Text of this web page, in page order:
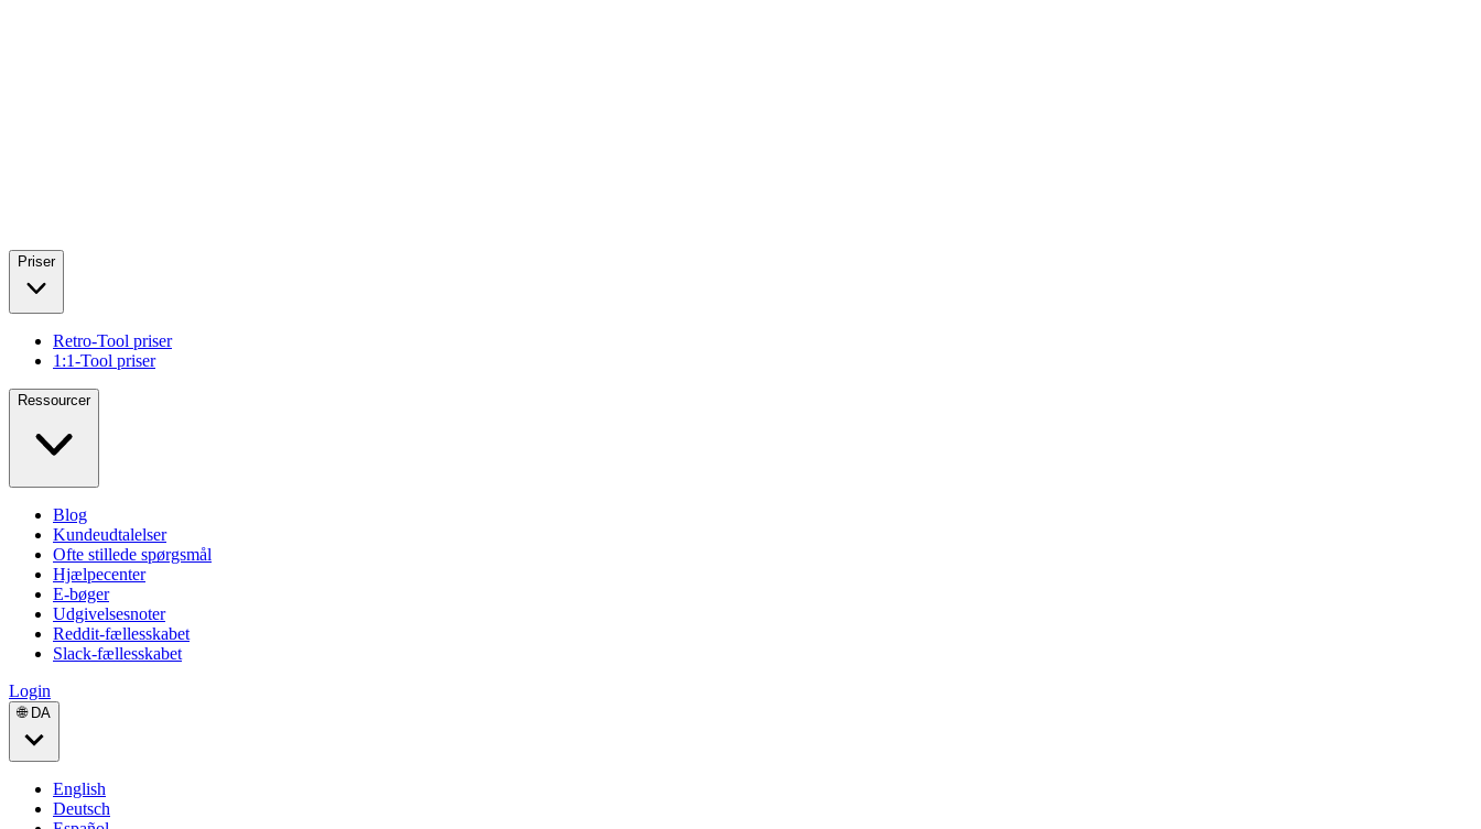
Priser
Retro-Tool priser
1:1-Tool priser
Ressourcer
Blog
Kundeudtalelser
Ofte stillede spørgsmål
Hjælpecenter
E-bøger
Udgivelsesnoter
Reddit-fællesskabet
Slack-fællesskabet
Login
🌐 DA
English
Deutsch